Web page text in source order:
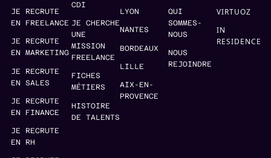
JE RECRUTE
EN FREELANCE
JE RECRUTE
EN MARKETING
JE RECRUTE
EN SALES
JE RECRUTE
EN FINANCE
JE RECRUTE
EN RH
CDI
JE CHERCHE
UNE
MISSION
FREELANCE
FICHES
MÉTIERS
HISTOIRE
DE TALENTS
LYON
NANTES
BORDEAUX
LILLE
AIX-EN-
PROVENCE
QUI
SOMMES-
NOUS
NOUS
REJOINDRE
VIRTUOZ
IN
RESIDENCE